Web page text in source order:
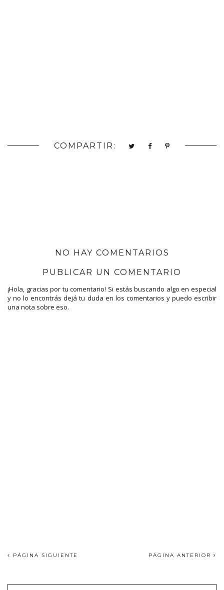
COMPARTIR:
NO HAY COMENTARIOS
PUBLICAR UN COMENTARIO
¡Hola, gracias por tu comentario! Si estás buscando algo en especial
y no lo encontrás dejá tu duda en los comentarios y puedo escribir
una nota sobre eso.
PÁGINA SIGUIENTE PÁGINA ANTERIOR